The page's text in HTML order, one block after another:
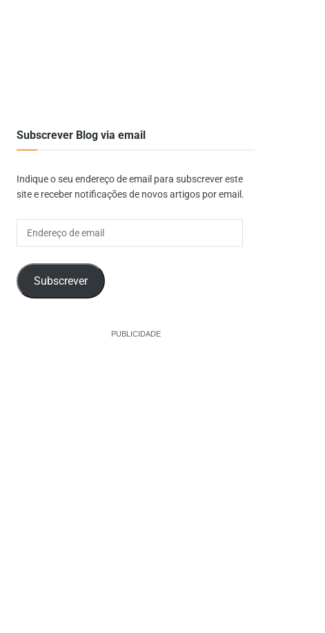
Subscrever Blog via email
Indique o seu endereço de email para subscrever este
site e receber notificações de novos artigos por email.
Subscrever
PUBLICIDADE